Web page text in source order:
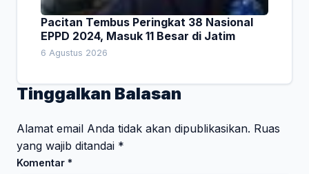
Pacitan Tembus Peringkat 38 Nasional
EPPD 2024, Masuk 11 Besar di Jatim
6 Agustus 2026
Tinggalkan Balasan
Alamat email Anda tidak akan dipublikasikan. Ruas
yang wajib ditandai *
Komentar *